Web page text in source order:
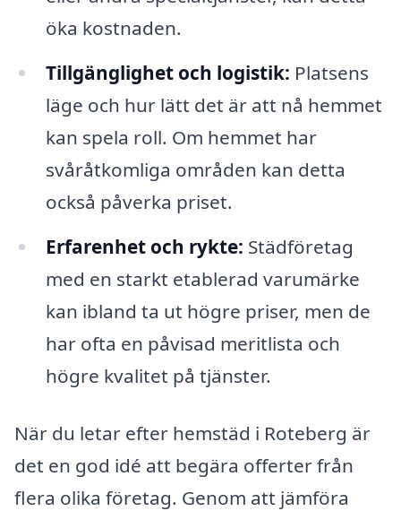
öka kostnaden.
Tillgänglighet och logistik: Platsens
läge och hur lätt det är att nå hemmet
kan spela roll. Om hemmet har
svåråtkomliga områden kan detta
också påverka priset.
Erfarenhet och rykte: Städföretag
med en starkt etablerad varumärke
kan ibland ta ut högre priser, men de
har ofta en påvisad meritlista och
högre kvalitet på tjänster.
När du letar efter hemstäd i Roteberg är
det en god idé att begära offerter från
flera olika företag. Genom att jämföra